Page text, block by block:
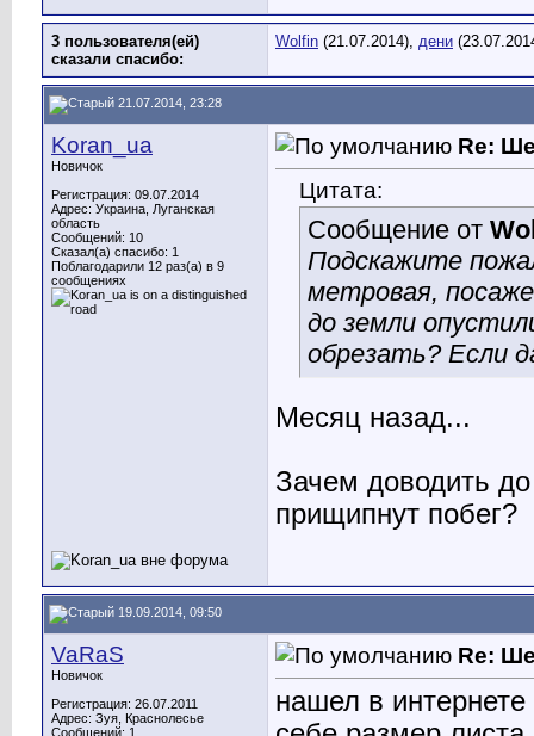
3 пользователя(ей)
сказали cпасибо:
Wolfin (21.07.2014), дени
21.07.2014, 23:28
Koran_ua
Новичок
Регистрация: 09.07.2014
Адрес: Украина, Луганская
область
Сообщений: 10
Сказал(а) спасибо: 1
Поблагодарили 12 раз(а) в 9
сообщениях
Re:
Цитата:
Сообщение от
Подскажите
метровая,
до земли
обрезать? Если
Месяц назад...
Зачем доводить
прищипнут побег?
19.09.2014, 09:50
VaRaS
Новичок
Регистрация: 26.07.2011
Адрес: Зуя, Краснолесье
Сообщений: 1
Re:
нашел в